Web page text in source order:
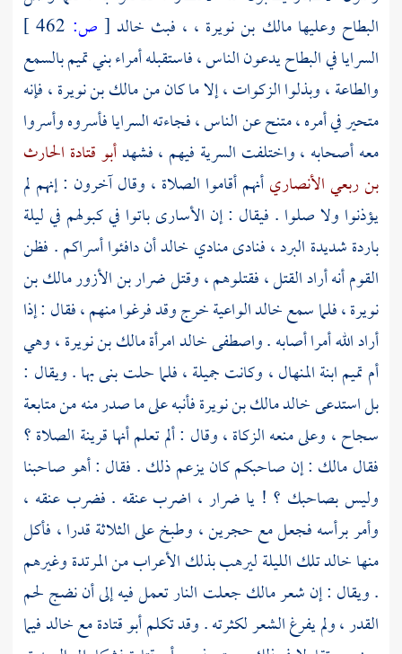
البطاح وعليهامالك بن نويرة ، ، فبث خالد [ ص:
السرايا في البطاح يدعون الناس ، فاستقبله أمراءبني تميمبالسمع
والطاعة ، وبذلوا الزكوات ، إلا ما كان منمالك بن نويرة، فإنه
متحير في أمره ، متنح عن الناس ، فجاءته السرايا فأسروه وأسروا
معه أصحابه ، واختلفت السرية فيهم ، فشهدأبو قتادة الحارث
بن ربعي الأنصاريأنهم أقاموا الصلاة ، وقال آخرون : إنهم لم
يؤذنوا ولا صلوا . فيقال : إن الأسارى باتوا في كبولهم في ليلة
باردة شديدة البرد ، فنادى منادي خالدأن دافئوا أسراكم . فظن
القوم أنه أراد القتل ، فقتلوهم ، وقتلضرار بن الأزورمالك بن
نويرة، فلما سمعخالدالواعية خرج وقد فرغوا منهم ، فقال : إذا
أراد الله أمرا أصابه . واصطفىخالدامرأةمالك بن نويرة، وهي
أم تميم ابنة المنهال ، وكانت جميلة ، فلما حلت بنى بها . ويقال :
بل استدعىخالدمالك بن نويرةفأنبه على ما صدر منه من متابعة
سجاح ، وعلى منعه الزكاة ، وقال : ألم تعلم أنها قرينة الصلاة ؟
فقالمالك : إن صاحبكم كان يزعم ذلك . فقال : أهو صاحبنا
وليس بصاحبك ؟ ! يا ضرار ، اضرب عنقه . فضرب عنقه ،
وأمر برأسه فجعل مع حجرين ، وطبخ على الثلاثة قدرا ، فأكل
منهاخالدتلك الليلة ليرهب بذلك الأعراب من المرتدة وغيرهم
. ويقال : إن شعرمالكجعلت النار تعمل فيه إلى أن نضج لحم
القدر ، ولم يفرغ الشعر لكثرته . وقد تكلمأبو قتادةمعخالدفيما